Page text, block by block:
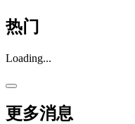
热门
Loading...
更多消息